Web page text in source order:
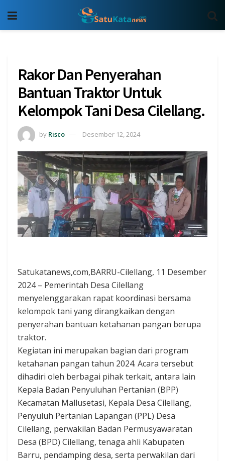
Rakor Dan Penyerahan
Bantuan Traktor Untuk
Kelompok Tani Desa Cilellang.
by Risco Desember 12, 2024
Satukatanews,com,BARRU-Cilellang, 11 Desember
2024 – Pemerintah Desa Cilellang
menyelenggarakan rapat koordinasi bersama
kelompok tani yang dirangkaikan dengan
penyerahan bantuan ketahanan pangan berupa
traktor.
Kegiatan ini merupakan bagian dari program
ketahanan pangan tahun 2024. Acara tersebut
dihadiri oleh berbagai pihak terkait, antara lain
Kepala Badan Penyuluhan Pertanian (BPP)
Kecamatan Mallusetasi, Kepala Desa Cilellang,
Penyuluh Pertanian Lapangan (PPL) Desa
Cilellang, perwakilan Badan Permusyawaratan
Desa (BPD) Cilellang, tenaga ahli Kabupaten
Barru, pendamping desa, serta perwakilan dari